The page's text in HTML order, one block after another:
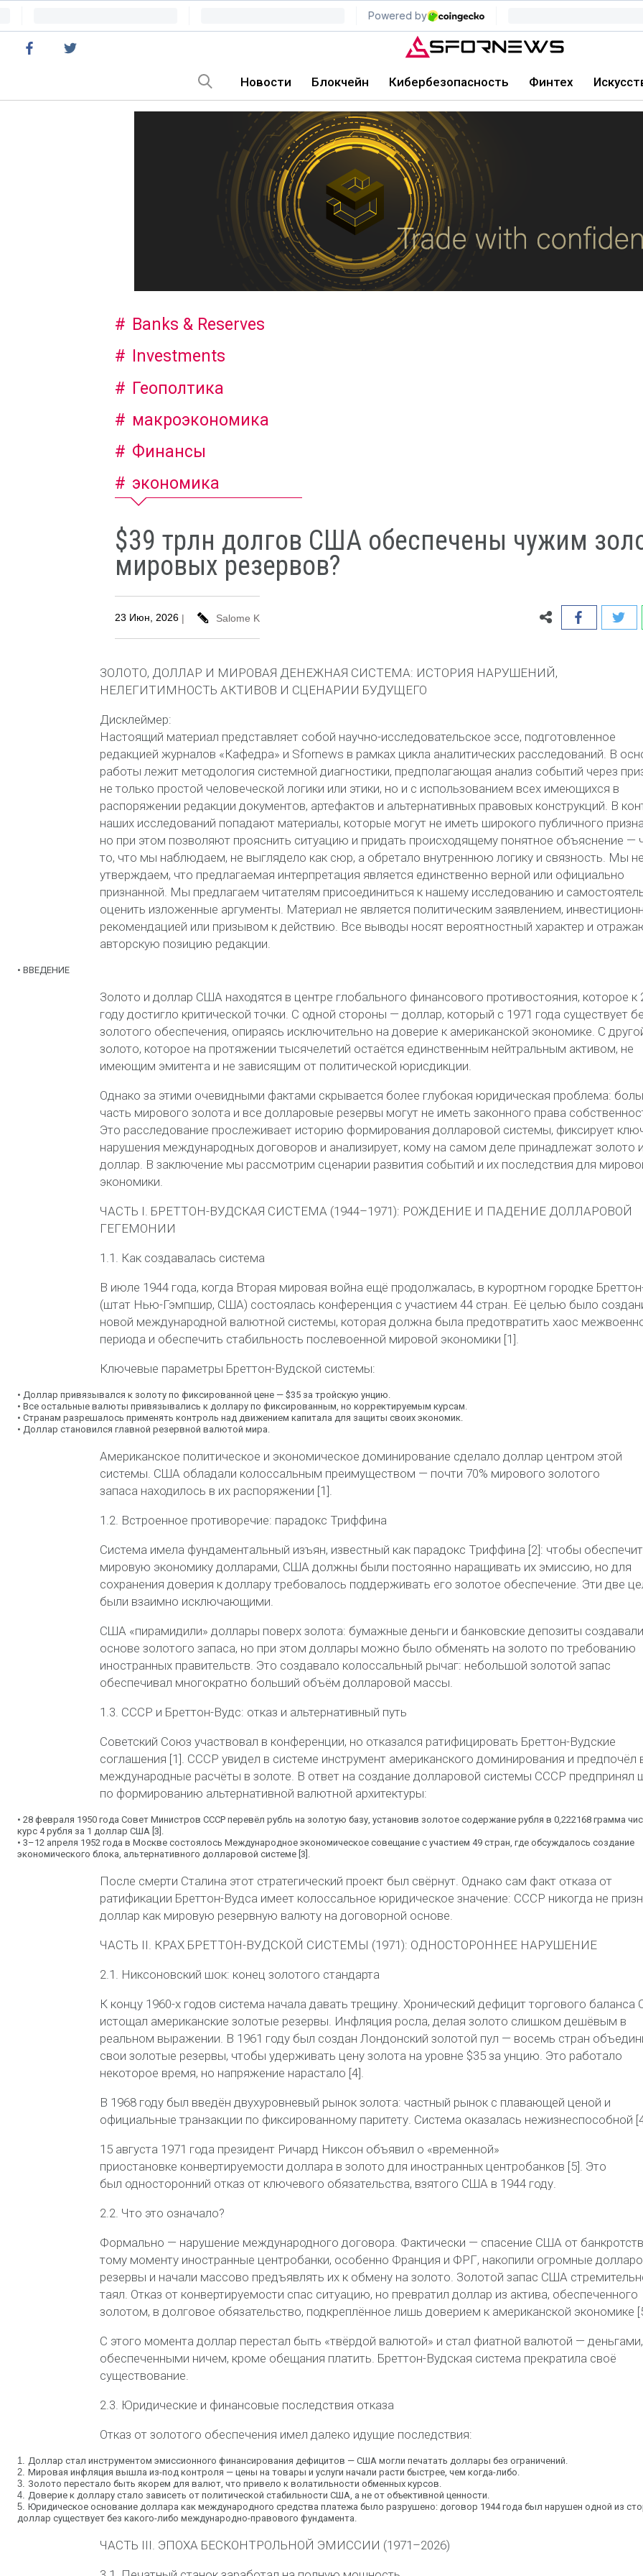
Новости Блокчейн Кибербезопасность Финтех
Banks & Reserves
Investments
Геополтика
макроэкономика
Финансы
экономика
$39 трлн долгов США обеспечены чужим
мировых резервов?
23 Июн, 2026 | Salome K
ЗОЛОТО, ДОЛЛАР И МИРОВАЯ ДЕНЕЖНАЯ СИСТЕМА: ИСТОРИЯ НАРУШЕНИЙ,
НЕЛЕГИТИМНОСТЬ АКТИВОВ И СЦЕНАРИИ БУДУЩЕГО
Дисклеймер:
Настоящий материал представляет собой научно-исследовательское эссе, подготовленное
редакцией журналов «Кафедра» и Sfornews в рамках цикла аналитических расследований. В
работы лежит методология системной диагностики, предполагающая анализ событий через
не только простой человеческой логики или этики, но и с использованием всех имеющихся в
распоряжении редакции документов, артефактов и альтернативных правовых конструкций. В
наших исследований попадают материалы, которые могут не иметь широкого публичного
но при этом позволяют прояснить ситуацию и придать происходящему понятное объяснение —
то, что мы наблюдаем, не выглядело как сюр, а обретало внутреннюю логику и связность. Мы не
утверждаем, что предлагаемая интерпретация является единственно верной или официально
признанной. Мы предлагаем читателям присоединиться к нашему исследованию и
оценить изложенные аргументы. Материал не является политическим заявлением,
рекомендацией или призывом к действию. Все выводы носят вероятностный характер и
авторскую позицию редакции.
• ВВЕДЕНИЕ
Золото и доллар США находятся в центре глобального финансового противостояния, которое к
году достигло критической точки. С одной стороны — доллар, который с 1971 года существует
золотого обеспечения, опираясь исключительно на доверие к американской экономике. С
золото, которое на протяжении тысячелетий остаётся единственным нейтральным активом, не
имеющим эмитента и не зависящим от политической юрисдикции.
Однако за этими очевидными фактами скрывается более глубокая юридическая проблема:
часть мирового золота и все долларовые резервы могут не иметь законного права
Это расследование прослеживает историю формирования долларовой системы, фиксирует
нарушения международных договоров и анализирует, кому на самом деле принадлежат золото и
доллар. В заключение мы рассмотрим сценарии развития событий и их последствия для
экономики.
ЧАСТЬ I. БРЕТТОН-ВУДСКАЯ СИСТЕМА (1944–1971): РОЖДЕНИЕ И ПАДЕНИЕ ДОЛЛАРОВОЙ
ГЕГЕМОНИИ
1.1. Как создавалась система
В июле 1944 года, когда Вторая мировая война ещё продолжалась, в курортном городке
(штат Нью-Гэмпшир, США) состоялась конференция с участием 44 стран. Её целью было
новой международной валютной системы, которая должна была предотвратить хаос
периода и обеспечить стабильность послевоенной мировой экономики [1].
Ключевые параметры Бреттон-Вудской системы:
• Доллар привязывался к золоту по фиксированной цене — $35 за тройскую унцию.
• Все остальные валюты привязывались к доллару по фиксированным, но корректируемым курсам.
• Странам разрешалось применять контроль над движением капитала для защиты своих экономик.
• Доллар становился главной резервной валютой мира.
Американское политическое и экономическое доминирование сделало доллар центром этой
системы. США обладали колоссальным преимуществом — почти 70% мирового золотого
запаса находилось в их распоряжении [1].
1.2. Встроенное противоречие: парадокс Триффина
Система имела фундаментальный изъян, известный как парадокс Триффина [2]: чтобы
мировую экономику долларами, США должны были постоянно наращивать их эмиссию, но для
сохранения доверия к доллару требовалось поддерживать его золотое обеспечение. Эти две
были взаимно исключающими.
США «пирамидили» доллары поверх золота: бумажные деньги и банковские депозиты
основе золотого запаса, но при этом доллары можно было обменять на золото по требованию
иностранных правительств. Это создавало колоссальный рычаг: небольшой золотой запас
обеспечивал многократно больший объём долларовой массы.
1.3. СССР и Бреттон-Вудс: отказ и альтернативный путь
Советский Союз участвовал в конференции, но отказался ратифицировать Бреттон-Вудские
соглашения [1]. СССР увидел в системе инструмент американского доминирования и предпочёл
международные расчёты в золоте. В ответ на создание долларовой системы СССР предпринял
по формированию альтернативной валютной архитектуры:
• 28 февраля 1950 года Совет Министров СССР перевёл рубль на золотую базу, установив золотое содержание рубля в 0,222168 грамма
курс 4 рубля за 1 доллар США [3].
• 3–12 апреля 1952 года в Москве состоялось Международное экономическое совещание с участием 49 стран, где обсуждалось создание
экономического блока, альтернативного долларовой системе [3].
После смерти Сталина этот стратегический проект был свёрнут. Однако сам факт отказа от
ратификации Бреттон-Вудса имеет колоссальное юридическое значение: СССР никогда не
доллар как мировую резервную валюту на договорной основе.
ЧАСТЬ II. КРАХ БРЕТТОН-ВУДСКОЙ СИСТЕМЫ (1971): ОДНОСТОРОННЕЕ НАРУШЕНИЕ
2.1. Никсоновский шок: конец золотого стандарта
К концу 1960-х годов система начала давать трещину. Хронический дефицит торгового
истощал американские золотые резервы. Инфляция росла, делая золото слишком дешёвым в
реальном выражении. В 1961 году был создан Лондонский золотой пул — восемь стран
свои золотые резервы, чтобы удерживать цену золота на уровне $35 за унцию. Это работало
некоторое время, но напряжение нарастало [4].
В 1968 году был введён двухуровневый рынок золота: частный рынок с плавающей ценой и
официальные транзакции по фиксированному паритету. Система оказалась нежизнеспособной
15 августа 1971 года президент Ричард Никсон объявил о «временной»
приостановке конвертируемости доллара в золото для иностранных центробанков [5]. Это
был односторонний отказ от ключевого обязательства, взятого США в 1944 году.
2.2. Что это означало?
Формально — нарушение международного договора. Фактически — спасение США от
тому моменту иностранные центробанки, особенно Франция и ФРГ, накопили огромные
резервы и начали массово предъявлять их к обмену на золото. Золотой запас США
таял. Отказ от конвертируемости спас ситуацию, но превратил доллар из актива, обеспеченного
золотом, в долговое обязательство, подкреплённое лишь доверием к американской экономике
С этого момента доллар перестал быть «твёрдой валютой» и стал фиатной валютой —
обеспеченными ничем, кроме обещания платить. Бреттон-Вудская система прекратила своё
существование.
2.3. Юридические и финансовые последствия отказа
Отказ от золотого обеспечения имел далеко идущие последствия:
1. Доллар стал инструментом эмиссионного финансирования дефицитов — США могли печатать доллары без ограничений.
2. Мировая инфляция вышла из-под контроля — цены на товары и услуги начали расти быстрее, чем когда-либо.
3. Золото перестало быть якорем для валют, что привело к волатильности обменных курсов.
4. Доверие к доллару стало зависеть от политической стабильности США, а не от объективной ценности.
5. Юридическое основание доллара как международного средства платежа было разрушено: договор 1944 года был нарушен одной из
доллар существует без какого-либо международно-правового фундамента.
ЧАСТЬ III. ЭПОХА БЕСКОНТРОЛЬНОЙ ЭМИССИИ (1971–2026)